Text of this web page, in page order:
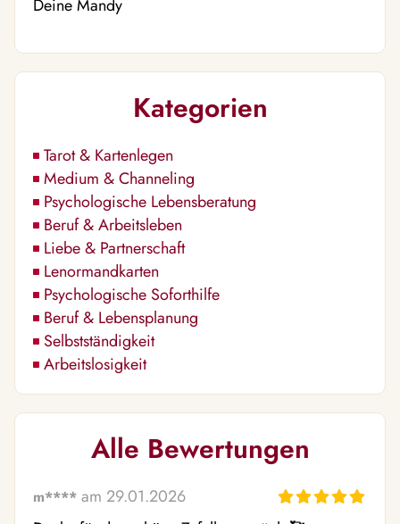
Deine Mandy
Kategorien
Tarot & Kartenlegen
Medium & Channeling
Psychologische Lebensberatung
Beruf & Arbeitsleben
Liebe & Partnerschaft
Lenormandkarten
Psychologische Soforthilfe
Beruf & Lebensplanung
Selbstständigkeit
Arbeitslosigkeit
Alle Bewertungen
m**** am 29.01.2026